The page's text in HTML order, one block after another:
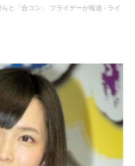
と「合コン」 フライデーが報道 - ライ